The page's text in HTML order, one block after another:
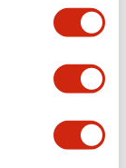
顯示全部 +